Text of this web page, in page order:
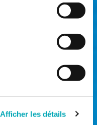
Afficher les détails